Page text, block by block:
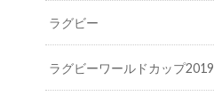
ラグビー
ラグビーワールドカップ2019